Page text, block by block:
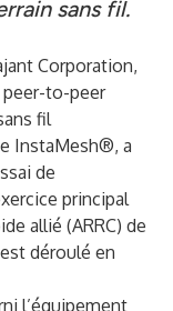
sans fil.
Corporation,
peer-to-peer
fil
InstaMesh®, a
de
principal
allié (ARRC) de
déroulé en
l’équipement